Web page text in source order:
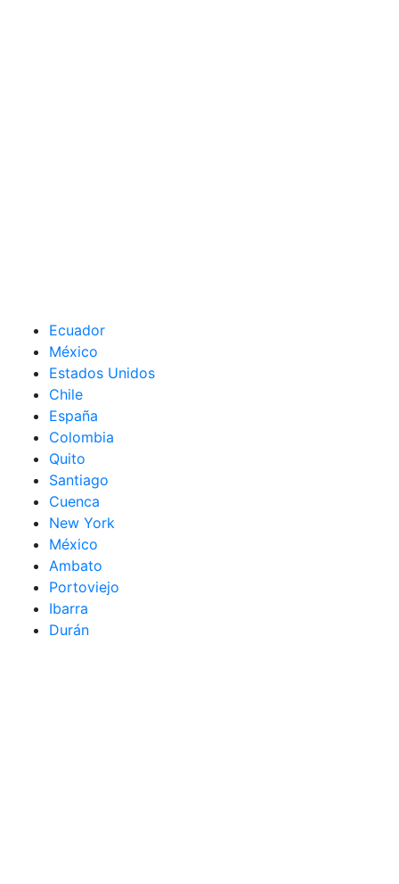
Ecuador
México
Estados Unidos
Chile
España
Colombia
Quito
Santiago
Cuenca
New York
México
Ambato
Portoviejo
Ibarra
Durán